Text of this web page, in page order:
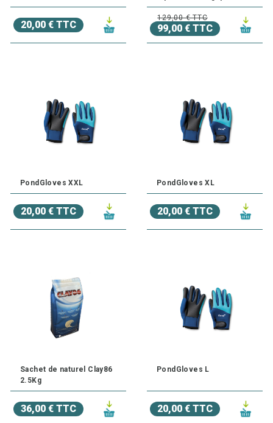
20,00 € TTC
129,00 € TTC
99,00 € TTC
PondGloves XXL
20,00 € TTC
PondGloves XL
20,00 € TTC
Sachet de naturel Clay86
2.5Kg
36,00 € TTC
PondGloves L
20,00 € TTC